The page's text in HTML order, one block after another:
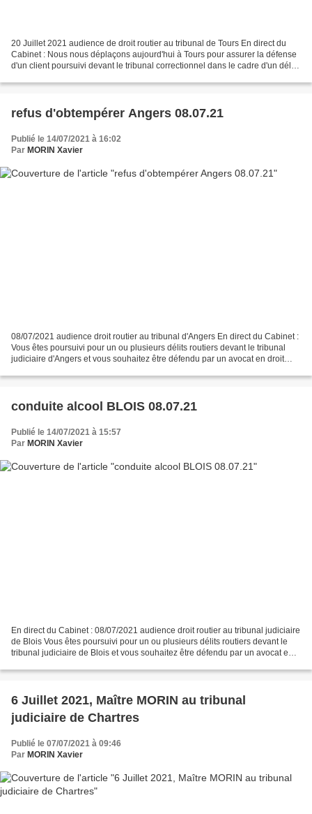
20 Juillet 2021 audience de droit routier au tribunal de Tours En direct du
Cabinet : Nous nous déplaçons aujourd'hui à Tours pour assurer la défense
d'un client poursuivi devant le tribunal correctionnel dans le cadre d'un délit
refus d'obtempérer Angers 08.07.21
Publié le 14/07/2021 à 16:02
Par MORIN Xavier
08/07/2021 audience droit routier au tribunal d'Angers En direct du Cabinet :
Vous êtes poursuivi pour un ou plusieurs délits routiers devant le tribunal
judiciaire d'Angers et vous souhaitez être défendu par un avocat en droit
conduite alcool BLOIS 08.07.21
Publié le 14/07/2021 à 15:57
Par MORIN Xavier
En direct du Cabinet : 08/07/2021 audience droit routier au tribunal judiciaire
de Blois Vous êtes poursuivi pour un ou plusieurs délits routiers devant le
tribunal judiciaire de Blois et vous souhaitez être défendu par un avocat en
6 Juillet 2021, Maître MORIN au tribunal
judiciaire de Chartres
Publié le 07/07/2021 à 09:46
Par MORIN Xavier